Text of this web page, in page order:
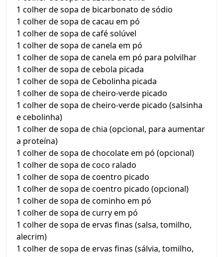
1 colher de sopa de bicarbonato de sódio
1 colher de sopa de cacau em pó
1 colher de sopa de café solúvel
1 colher de sopa de canela em pó
1 colher de sopa de canela em pó para polvilhar
1 colher de sopa de cebola picada
1 colher de sopa de Cebolinha picada
1 colher de sopa de cheiro-verde picado
1 colher de sopa de cheiro-verde picado (salsinha
e cebolinha)
1 colher de sopa de chia (opcional, para aumentar
a proteína)
1 colher de sopa de chocolate em pó (opcional)
1 colher de sopa de coco ralado
1 colher de sopa de coentro picado
1 colher de sopa de coentro picado (opcional)
1 colher de sopa de cominho em pó
1 colher de sopa de curry em pó
1 colher de sopa de ervas finas (salsa, tomilho,
alecrim)
1 colher de sopa de ervas finas (sálvia, tomilho,